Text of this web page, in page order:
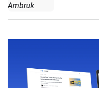
Ambruk